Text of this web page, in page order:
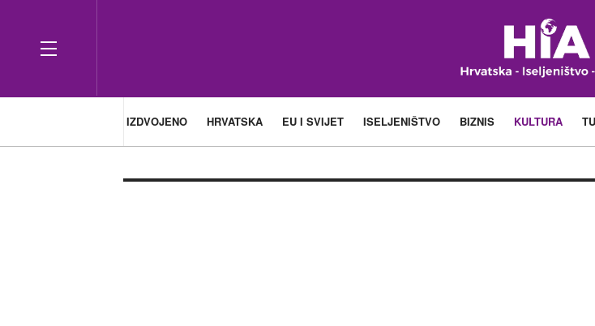
IZDVOJENO HRVATSKA EU I SVIJET ISELJENIŠTVO BIZNIS KULTURA